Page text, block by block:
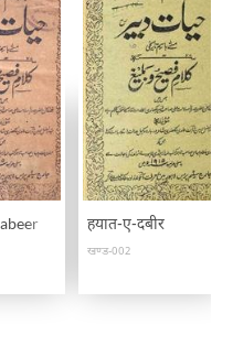
हयात-ए-दबीर
खण्ड-002